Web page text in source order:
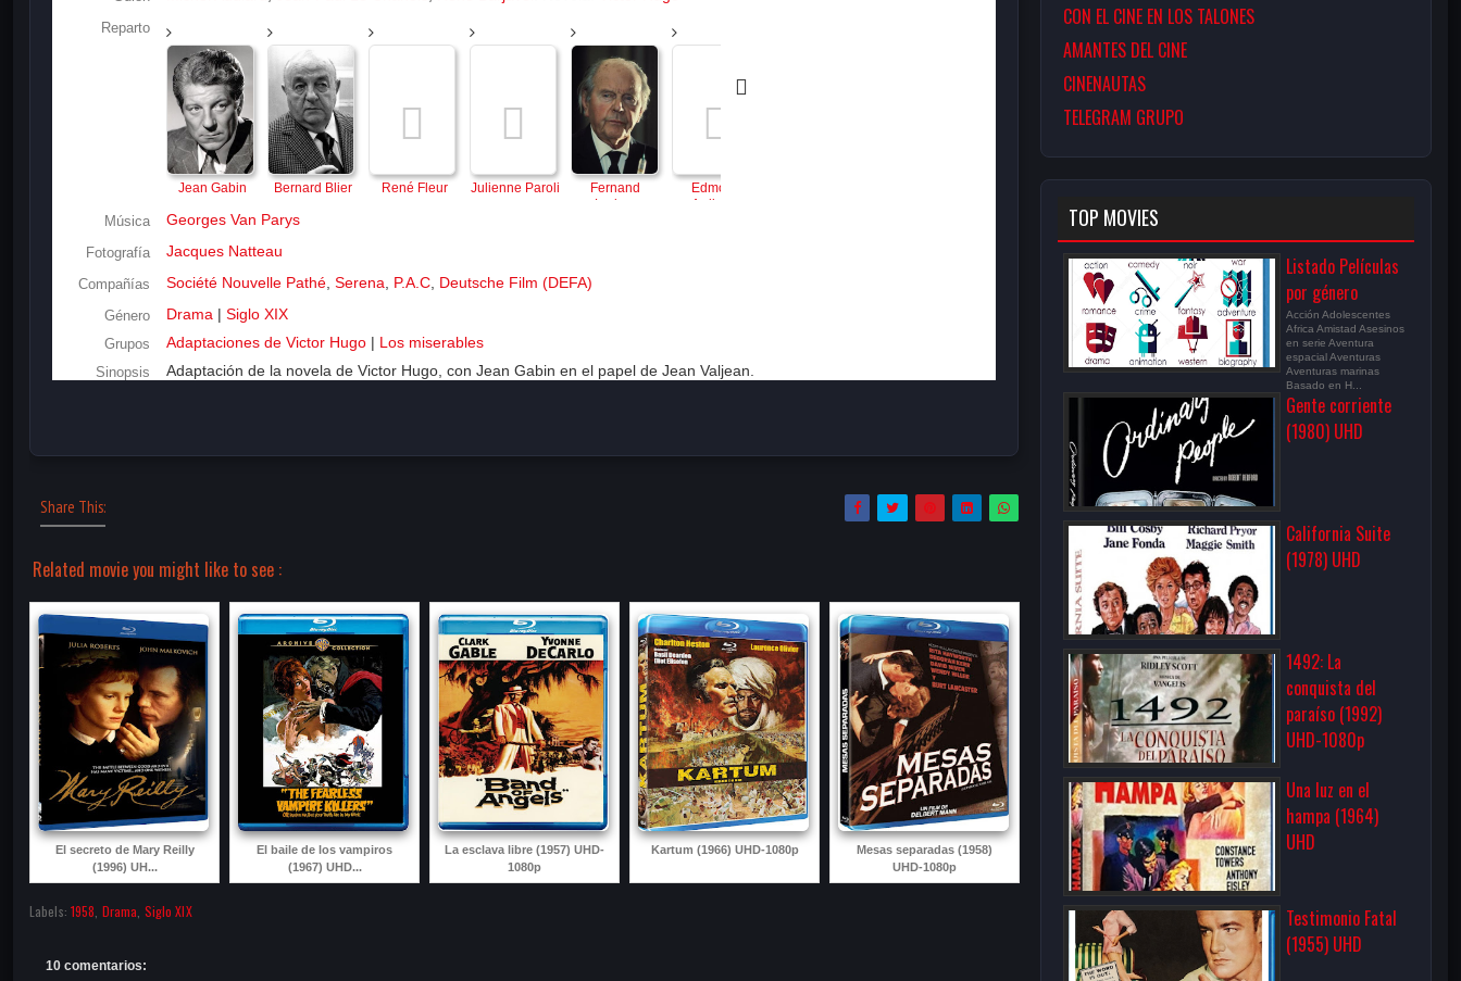
Reparto
Jean Gabin Bernard Blier René Fleur Julienne Paroli
Fernand
Ledoux
Edmond
Ardisson
Bernard
Serge
Música Georges Van Parys
Fotografía Jacques Natteau
Compañías Société Nouvelle Pathé Serena P.A.C Deutsche Film (DEFA)
Género Drama | Siglo XIX
Grupos Adaptaciones de Victor Hugo | Los miserables
Sinopsis Adaptación de la novela de Victor Hugo, con Jean Gabin en el papel de Jean Valjean.
Share This:
Related movie you might like to see :
El secreto de Mary Reilly
(1996) UH...
El baile de los vampiros
(1967) UHD...
La esclava libre (1957) UHD-
1080p
Kartum (1966) UHD-1080p
Mesas separadas (1958)
UHD-1080p
Labels: 1958 Drama Siglo XIX
10 comentarios:
CON EL CINE EN LOS TALONES
AMANTES DEL CINE
CINENAUTAS
TELEGRAM GRUPO
TOP MOVIES
Listado Películas
por género
Acción Adolescentes
Africa Amistad Asesinos
en serie Aventura
espacial Aventuras
Aventuras marinas
Basado en H...
Gente corriente
(1980) UHD
California Suite
(1978) UHD
1492: La
conquista del
paraíso (1992)
UHD-1080p
Una luz en el
hampa (1964)
UHD
Testimonio Fatal
(1955) UHD